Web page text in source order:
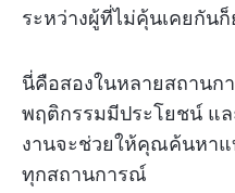
ระหว่างผู้ที่ไม่คุ้นเคยกัน
นี่คือสองในหลายสถานก
พฤติกรรมมีประโยชน์ แ
งานจะช่วยให้คุณค้นหา
ทุกสถานการณ์